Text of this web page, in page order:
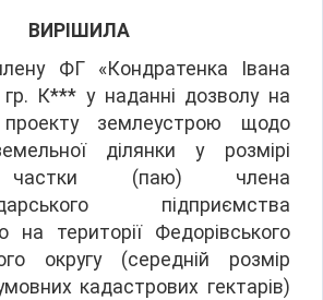
ВИРІШИЛА
ФГ «Кондратенка Івана
гр. К*** у наданні дозволу на
проекту землеустрою щодо
ділянки у розмірі
частки (паю) члена
підприємства
на території Федорівського
округу (середній розмір
кадастрових гектарів)